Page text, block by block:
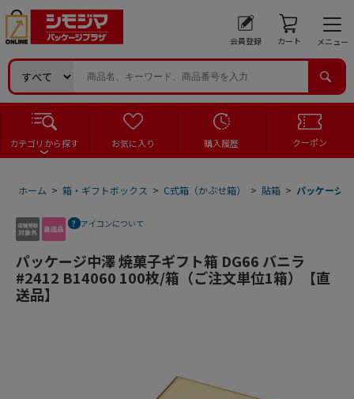
会員登録 カート メニュー
カテゴリから探す お気に入り 購入履歴 クーポン
ホーム > 箱・ギフトボックス > C式箱（かぶせ箱） > 貼箱 > パッケージ
アイコンについて
パッケージ中澤 焼菓子ギフト箱 DG66 バニラ
#2412 B14060 100枚/箱（ご注文単位1箱）【直
送品】